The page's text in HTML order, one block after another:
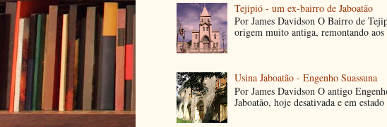
Tejipió - um ex-bairro de Jaboatão
Por James Davidson O Bairro de
origem muito antiga, remontando
Usina Jaboatão - Engenho Suassuna
Por James Davidson O antigo
Jaboatão, hoje desativada e em